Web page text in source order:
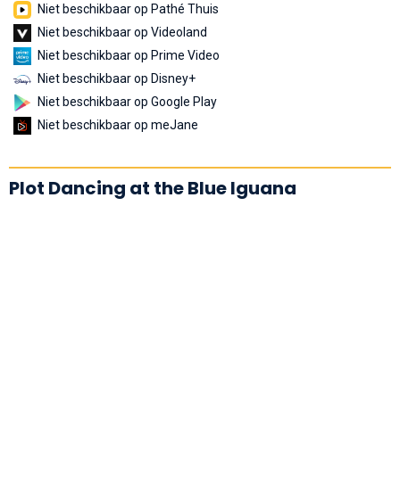
Niet beschikbaar op Pathé Thuis
Niet beschikbaar op Videoland
Niet beschikbaar op Prime Video
Niet beschikbaar op Disney+
Niet beschikbaar op Google Play
Niet beschikbaar op meJane
Plot Dancing at the Blue Iguana